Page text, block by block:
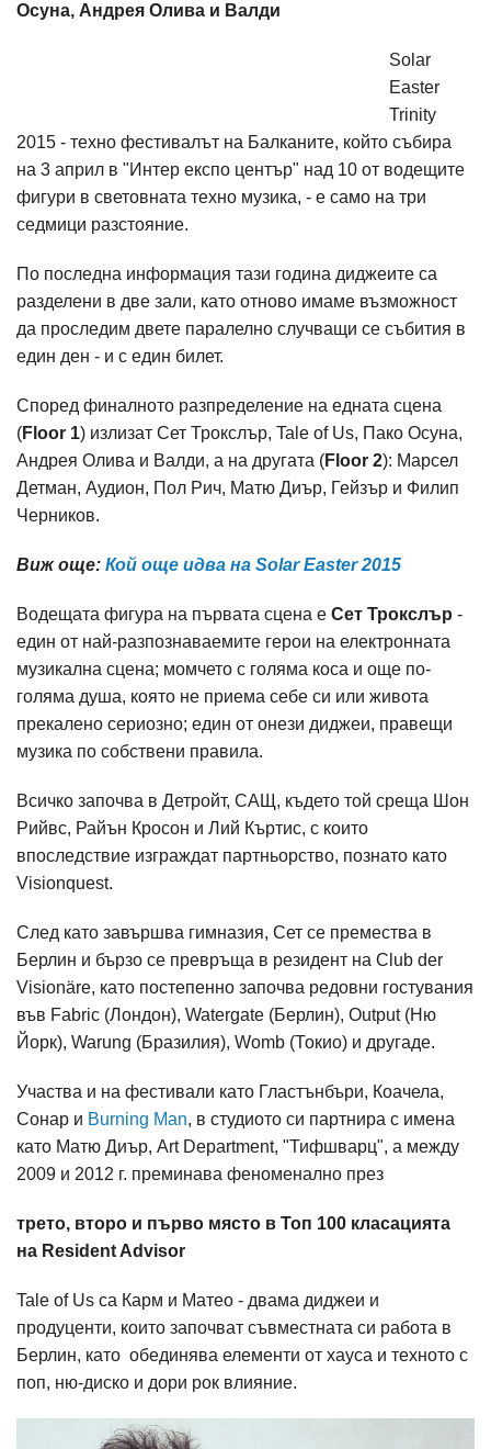
Осуна, Андрея Олива и Валди
Solar
Easter
Trinity
2015 - техно фестивалът на Балканите, който събира
на 3 април в "Интер експо център" над 10 от водещите
фигури в световната техно музика, - е само на три
седмици разстояние.
По последна информация тази година диджеите са
разделени в две зали, като отново имаме възможност
да проследим двете паралелно случващи се събития в
един ден - и с един билет.
Според финалното разпределение на едната сцена
(Floor 1) излизат Сет Трокслър, Tale of Us, Пако Осуна,
Андрея Олива и Валди, а на другата (Floor 2): Марсел
Детман, Аудион, Пол Рич, Матю Диър, Гейзър и Филип
Черников.
Виж още: Кой още идва на Solar Easter 2015
Водещата фигура на първата сцена е Сет Трокслър -
един от най-разпознаваемите герои на електронната
музикална сценa; момчето с голяма коса и още по-
голяма душа, която не приема себе си или живота
прекалено сериозно; един от онези диджеи, правещи
музика по собствени правила.
Всичко започва в Детройт, САЩ, където той среща Шон
Рийвс, Райън Кросон и Лий Къртис, с които
впоследствие изграждат партньорство, познато като
Visionquest.
След като завършва гимназия, Сет се премества в
Берлин и бързо се превръща в резидент на Club der
Visionäre, като постепенно започва редовни гостувания
във Fabric (Лондон), Watergate (Берлин), Output (Ню
Йорк), Warung (Бразилия), Womb (Токио) и другаде.
Участва и на фестивали като Гластънбъри, Коачела,
Сонар и Burning Man, в студиото си партнира с имена
като Матю Диър, Art Department, "Тифшварц", а между
2009 и 2012 г. преминава феноменално през
трето, второ и първо място в Топ 100 класацията
на Resident Advisor
Tale of Us са Карм и Матео - двама диджеи и
продуценти, които започват съвместната си работа в
Берлин, като обединява елементи от хауса и техното с
поп, ню-диско и дори рок влияние.